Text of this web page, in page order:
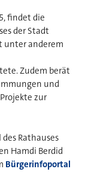
findet die
der Stadt
unter anderem
Zudem berät
und
zur
Rathauses
Hamdi Berdid
Bürgerinfoportal